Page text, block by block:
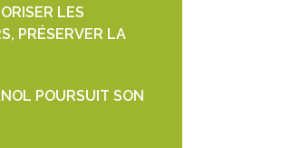
LES
PRÉSERVER LA
POURSUIT SON